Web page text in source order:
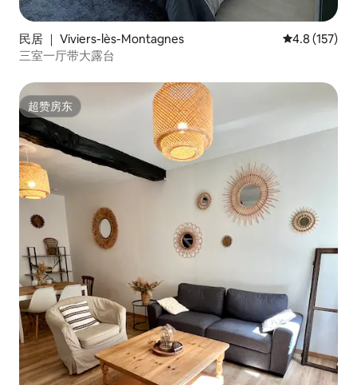
民居 ｜ Viviers-lès-Montagnes 平均评分 4.8
4.8 (157)
三室一厅带大露台
超赞房东
超赞房东